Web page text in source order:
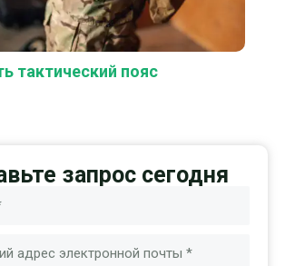
тактический пояс
запрос сегодня